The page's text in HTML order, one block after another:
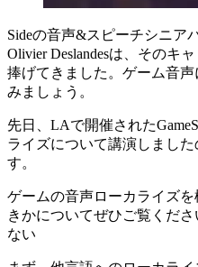
Sideの音声&スピーチシニア
Olivier Deslandesは、そのキ
捧げてきました。ゲーム音
みましょう。
先日、LAで開催された
ライズについて講演しまし
す。
ゲームの音声ローカライズ
きかについてぜひご覧くださ
ない